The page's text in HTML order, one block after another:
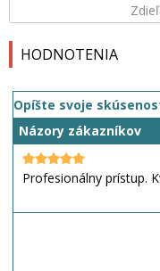
HODNOTENIA
Opíšte svoje
Názory zákazníkov
Profesionálny prístup.